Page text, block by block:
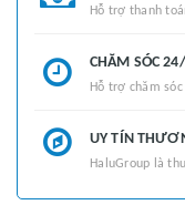
Hỗ trợ thanh
CHĂM SÓC
Hỗ trợ chăm
UY TÍN
HaluGroup là